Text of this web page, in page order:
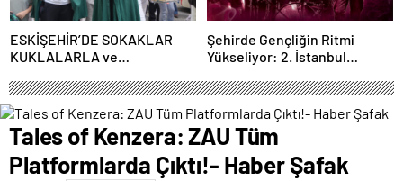
ESKİŞEHİR’DE SOKAKLAR
KUKLALARLA ve
RENKLENİYOR!
Şehirde Gençliğin Ritmi
Yükseliyor: 2. İstanbul
Mayıs’ta Kentin Dört Bir
Yanında!
Tales of Kenzera: ZAU Tüm
Platformlarda Çıktı!- Haber Şafak